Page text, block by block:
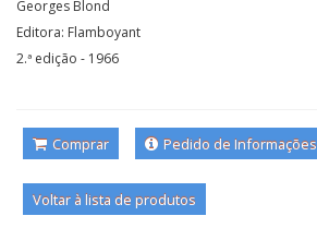
Georges Blond
Editora: Flamboyant
2.ª edição - 1966
Comprar Pedido de Informações
Voltar à lista de produtos